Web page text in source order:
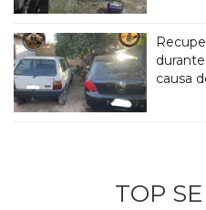
causa
TOP